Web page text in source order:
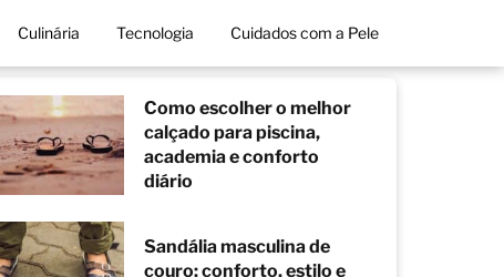
Culinária Tecnologia Cuidados com a Pele
Como escolher o melhor
calçado para piscina,
academia e conforto
diário
Sandália masculina de
couro: conforto, estilo e